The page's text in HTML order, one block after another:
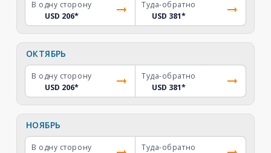
В одну сторону
USD 206*
Туда-обратно
USD 381*
ОКТЯБРЬ
В одну сторону
USD 206*
Туда-обратно
USD 381*
НОЯБРЬ
В одну сторону
Туда-обратно